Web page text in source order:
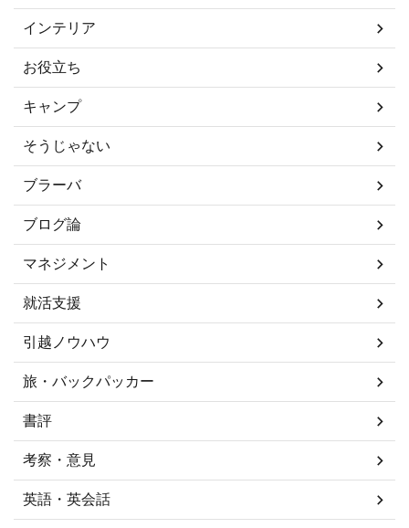
インテリア
お役立ち
キャンプ
そうじゃない
ブラーバ
ブログ論
マネジメント
就活支援
引越ノウハウ
旅・バックパッカー
書評
考察・意見
英語・英会話